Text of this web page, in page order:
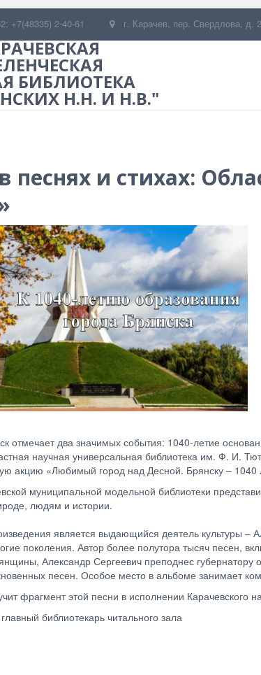
+7(48335) 2-40-61 г. Карачев, пер. Свердлова, д. 2
БИБЛИОТЕКА
Н.Н. И Н.В."
песнях и стихах:
отмечает два значимых события: 1040-летие
научная универсальная библиотека им. Ф. И.
акцию «Любимый город над Десной. Брянску – 1040
муниципальной модельной библиотеки
людям и истории.
является выдающийся деятель культуры –
поколения. Автор более полутора тысяч песен,
Александр Сергеевич преподнес
песен. Особое место в альбоме занимает
фрагмент этой песни в исполнении
библиотекарь читального зала